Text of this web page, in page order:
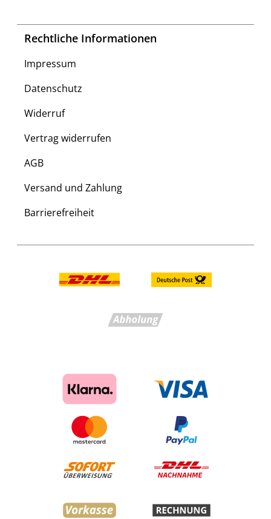
Rechtliche Informationen
Impressum
Datenschutz
Widerruf
Vertrag widerrufen
AGB
Versand und Zahlung
Barrierefreiheit